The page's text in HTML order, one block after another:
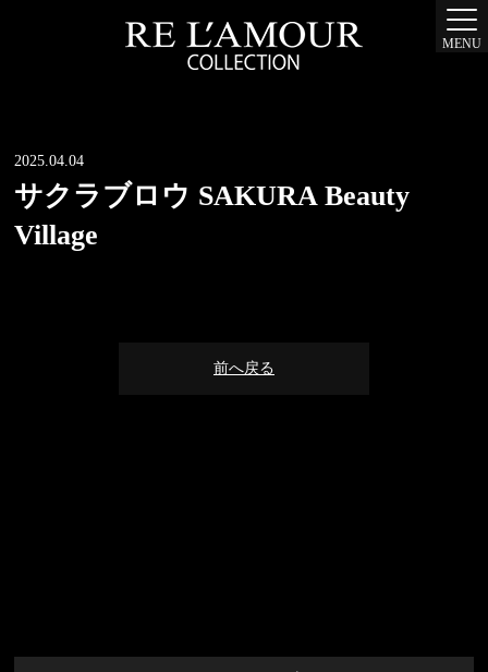
MENU
2025.04.04
サクラブロウ SAKURA Beauty
Village
前へ戻る